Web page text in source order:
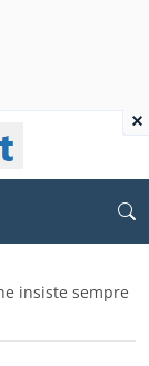
insiste sempre
×